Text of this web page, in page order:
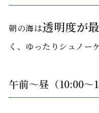
朝の海は透明度が
く、ゆったりシュノー
午前〜昼（10:00〜